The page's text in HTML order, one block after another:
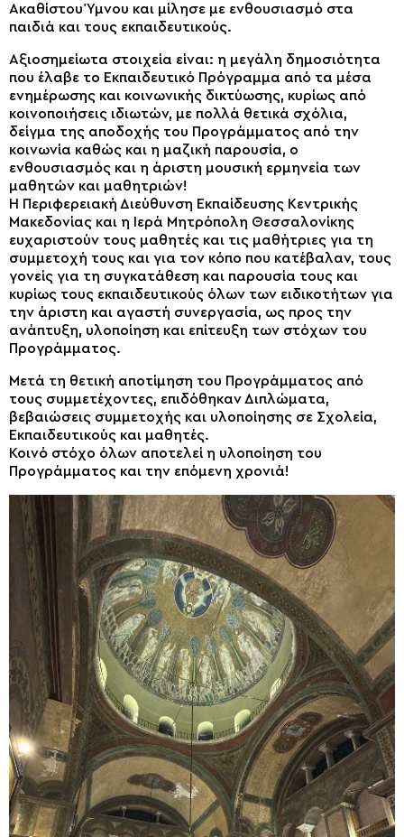
Ακαθίστου Ύμνου και μίλησε με ενθουσιασμό στα
παιδιά και τους εκπαιδευτικούς.
Αξιοσημείωτα στοιχεία είναι: η μεγάλη δημοσιότητα
που έλαβε το Εκπαιδευτικό Πρόγραμμα από τα μέσα
ενημέρωσης και κοινωνικής δικτύωσης, κυρίως από
κοινοποιήσεις ιδιωτών, με πολλά θετικά σχόλια,
δείγμα της αποδοχής του Προγράμματος από την
κοινωνία καθώς και η μαζική παρουσία, ο
ενθουσιασμός και η άριστη μουσική ερμηνεία των
μαθητών και μαθητριών!
Η Περιφερειακή Διεύθυνση Εκπαίδευσης Κεντρικής
Μακεδονίας και η Ιερά Μητρόπολη Θεσσαλονίκης
ευχαριστούν τους μαθητές και τις μαθήτριες για τη
συμμετοχή τους και για τον κόπο που κατέβαλαν, τους
γονείς για τη συγκατάθεση και παρουσία τους και
κυρίως τους εκπαιδευτικούς όλων των ειδικοτήτων για
την άριστη και αγαστή συνεργασία, ως προς την
ανάπτυξη, υλοποίηση και επίτευξη των στόχων του
Προγράμματος.
Μετά τη θετική αποτίμηση του Προγράμματος από
τους συμμετέχοντες, επιδόθηκαν Διπλώματα,
βεβαιώσεις συμμετοχής και υλοποίησης σε Σχολεία,
Εκπαιδευτικούς και μαθητές.
Κοινό στόχο όλων αποτελεί η υλοποίηση του
Προγράμματος και την επόμενη χρονιά!